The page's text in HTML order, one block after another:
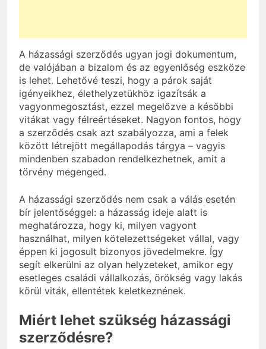
A házassági szerződés ugyan jogi dokumentum,
de valójában a bizalom és az egyenlőség eszköze
is lehet. Lehetővé teszi, hogy a párok saját
igényeikhez, élethelyzetükhöz igazítsák a
vagyonmegosztást, ezzel megelőzve a későbbi
vitákat vagy félreértéseket. Nagyon fontos, hogy
a szerződés csak azt szabályozza, ami a felek
között létrejött megállapodás tárgya – vagyis
mindenben szabadon rendelkezhetnek, amit a
törvény megenged.
A házassági szerződés nem csak a válás esetén
bír jelentőséggel: a házasság ideje alatt is
meghatározza, hogy ki, milyen vagyont
használhat, milyen kötelezettségeket vállal, vagy
éppen ki jogosult bizonyos jövedelmekre. Így
segít elkerülni az olyan helyzeteket, amikor egy
esetleges családi vállalkozás, örökség vagy lakás
körül viták, ellentétek keletkeznének.
Miért lehet szükség házassági
szerződésre?